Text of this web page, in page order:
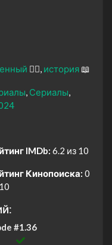
👨‍✈️ история 📖
Сериалы
IMDb: 6.2 из 10
Кинопоиска: 0
#1.36